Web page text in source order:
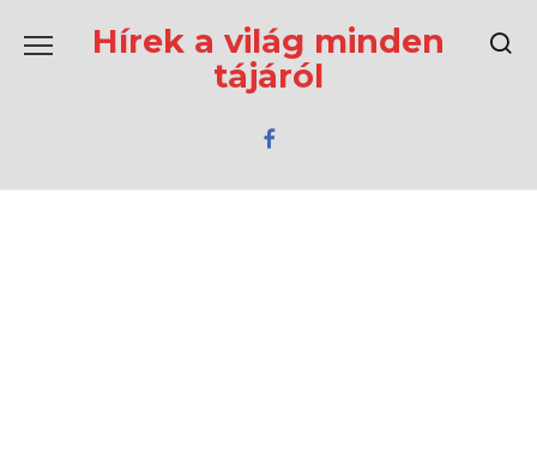
содержаниюHírek a világ minden
tájáról